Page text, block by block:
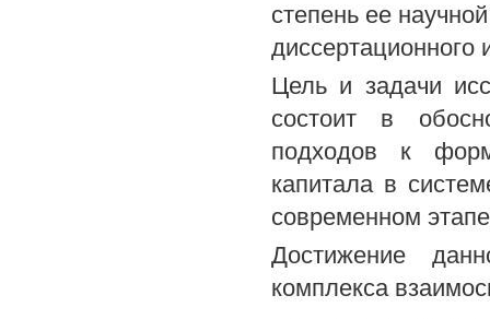
степень ее
диссертационного
Цель и задачи
состоит в
подходов к
капитала в
современном
Достижение
комплекса